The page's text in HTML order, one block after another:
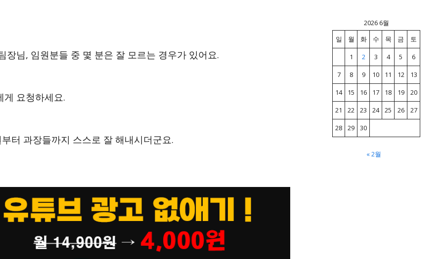
장님, 임원분들 중 몇 분은 잘 모르는 경우가 있어요.
게 요청하세요.
터 과장들까지 스스로 잘 해내시더군요.
2026 6월
일
월 화 수 목 금
토
1
2 3 4 5
6
7
8 9 10 11 12
13
14
15 16 17 18 19
20
21
22 23 24 25 26
27
28
29 30
« 2월